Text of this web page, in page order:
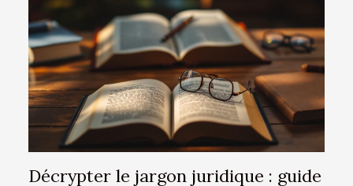
Décrypter le jargon juridique : guide